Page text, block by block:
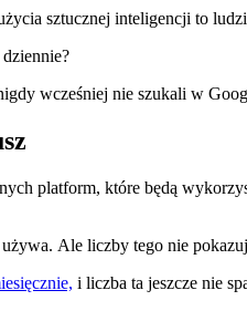
sztucznej inteligencji to
wcześniej nie szukali w
platform, które będą
Ale liczby tego nie
i liczba ta jeszcze nie